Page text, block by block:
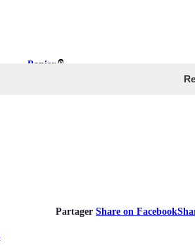
Panier 0
Partager Share on Facebook